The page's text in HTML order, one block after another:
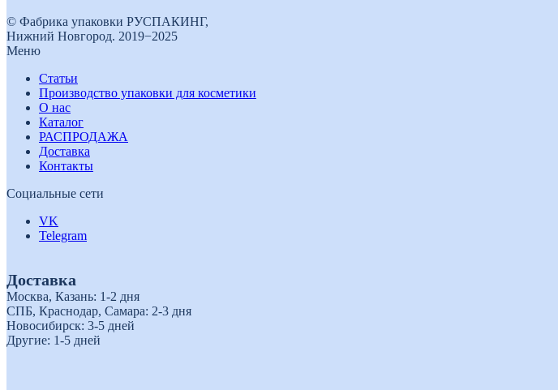
© Фабрика упаковки РУСПАКИНГ,
Нижний Новгород. 2019−2025
Меню
Статьи
Производство упаковки для косметики
О нас
Каталог
РАСПРОДАЖА
Доставка
Контакты
Социальные сети
VK
Telegram
Доставка
Москва, Казань: 1-2 дня
СПБ, Краснодар, Самара: 2-3 дня
Новосибирск: 3-5 дней
Другие: 1-5 дней